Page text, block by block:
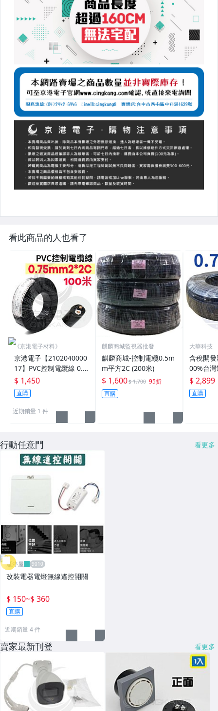
看此商品的人也看了
《京港電子材料》
京港電子【2102040000
17】PVC控制電纜線 0.7
5mm2*2C 100M/捆
$ 1,450
直購
近期銷量 1 件
麒麟商城監視器批發
麒麟商城-控制電纜0.5m
m平方2C (200米)
$ 1,600$ 1,700 95折
直購
大華科技
含稅開
00%台
方*2C
細蕊 控
線
$ 2,899
直購
行動任意門 看更多
雁渟屋
改裝電器電燈無線遙控開關
$ 150~$ 360
直購
近期銷量 4 件
賣家最新刊登 看更多